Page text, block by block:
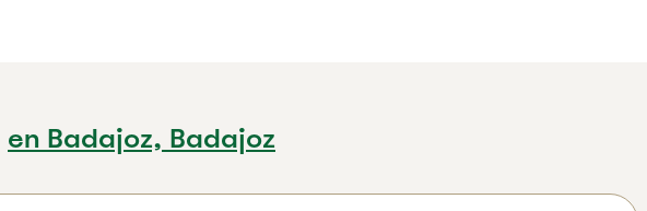
en Badajoz, Badajoz